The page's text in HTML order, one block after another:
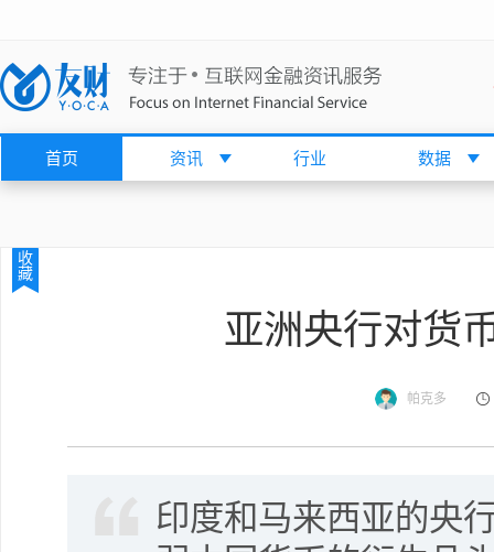
首页 资讯 行业 数据
收
藏
亚洲央行对货
帕克多
印度和马来西亚的央